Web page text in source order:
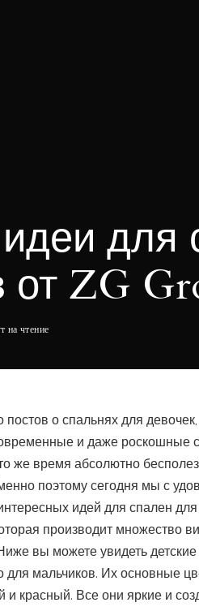
для
от ZG
на чтение
постов о спальнях для
и даже роскошные
же время абсолютно
поэтому сегодня мы с
идей для спален
производит множество
вы можете увидеть
для мальчиков. Их основные
и красный. Все они яркие и